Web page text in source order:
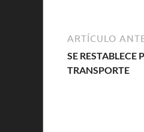
ARTÍCULO
SE RESTABLECE
TRANSPORTE